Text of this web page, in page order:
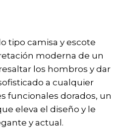
tipo camisa y escote
moderna de un
los hombros y dar
a cualquier
funcionales dorados, un
eleva el diseño y le
y actual.